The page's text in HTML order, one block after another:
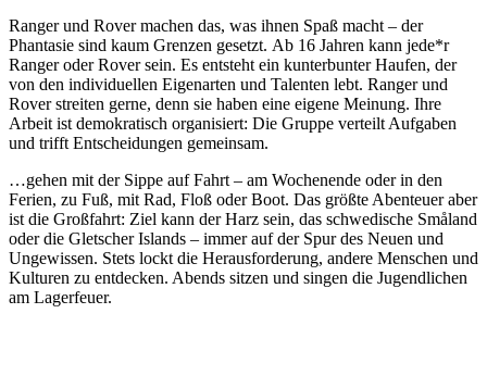
Ranger und Rover machen das, was ihnen Spaß macht – der
Phantasie sind kaum Grenzen gesetzt. Ab 16 Jahren kann jede*r
Ranger oder Rover sein. Es entsteht ein kunterbunter Haufen, der
von den individuellen Eigenarten und Talenten lebt. Ranger und
Rover streiten gerne, denn sie haben eine eigene Meinung. Ihre
Arbeit ist demokratisch organisiert: Die Gruppe verteilt Aufgaben
und trifft Entscheidungen gemeinsam.
…gehen mit der Sippe auf Fahrt – am Wochenende oder in den
Ferien, zu Fuß, mit Rad, Floß oder Boot. Das größte Abenteuer aber
ist die Großfahrt: Ziel kann der Harz sein, das schwedische Småland
oder die Gletscher Islands – immer auf der Spur des Neuen und
Ungewissen. Stets lockt die Herausforderung, andere Menschen und
Kulturen zu entdecken. Abends sitzen und singen die Jugendlichen
am Lagerfeuer.